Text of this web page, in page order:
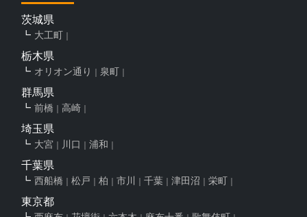
茨城県
大工町
栃木県
オリオン通り 泉町
群馬県
前橋 高崎
埼玉県
大宮 川口 浦和
千葉県
西船橋 松戸 柏 市川 千葉 津田沼 栄町
東京都